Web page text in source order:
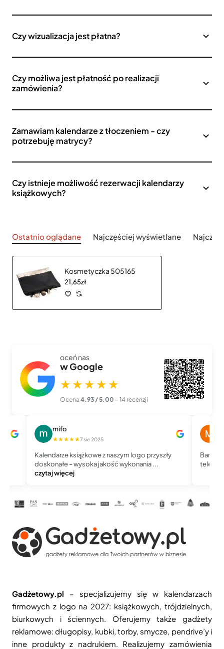
Czy wizualizacja jest płatna?
Czy możliwa jest płatność po realizacji
zamówienia?
Zamawiam kalendarze z tłoczeniem - czy
potrzebuję matrycy?
Czy istnieje możliwość rezerwacji kalendarzy
książkowych?
Ostatnio oglądane Najczęściej wyświetlane
Kosmetyczka 505165
21,65zł
oceń nas
w Google
★★★★★
Ocena 4.93 / 5.00 – 14 recenzji
mifo
★★★★★7 sie 2025
Kalendarze książkowe z naszym logo przyszły
doskonałe – wysoka jakość wykonania ...
czytaj więcej
Bardzo
Gadżetowy.pl – specjalizujemy się w kalendarzach
firmowych z logo na 2027: książkowych, trójdzielnych,
biurkowych i ściennych. Oferujemy także gadżety
reklamowe: długopisy, kubki, torby, smycze, pendrive’y i
inne produkty z nadrukiem. Realizujemy zamówienia